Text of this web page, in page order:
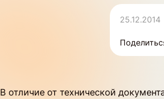
25.12.2014
В отличие от технической